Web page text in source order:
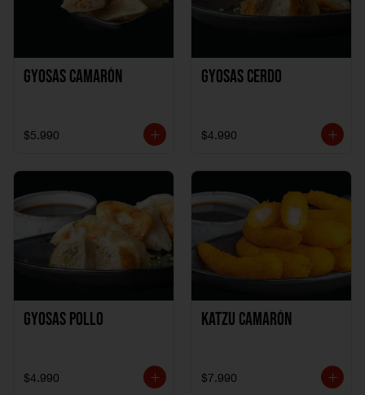
Gyosas Camarón
$5.990
Gyosas Cerdo
$4.990
Gyosas Pollo
$4.990
Katzu Camarón
$7.990